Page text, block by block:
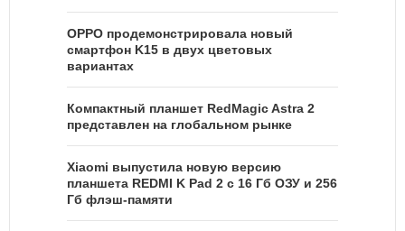
OPPO продемонстрировала новый
смартфон K15 в двух цветовых
вариантах
Компактный планшет RedMagic Astra 2
представлен на глобальном рынке
Xiaomi выпустила новую версию
планшета REDMI K Pad 2 с 16 Гб ОЗУ и 256
Гб флэш-памяти